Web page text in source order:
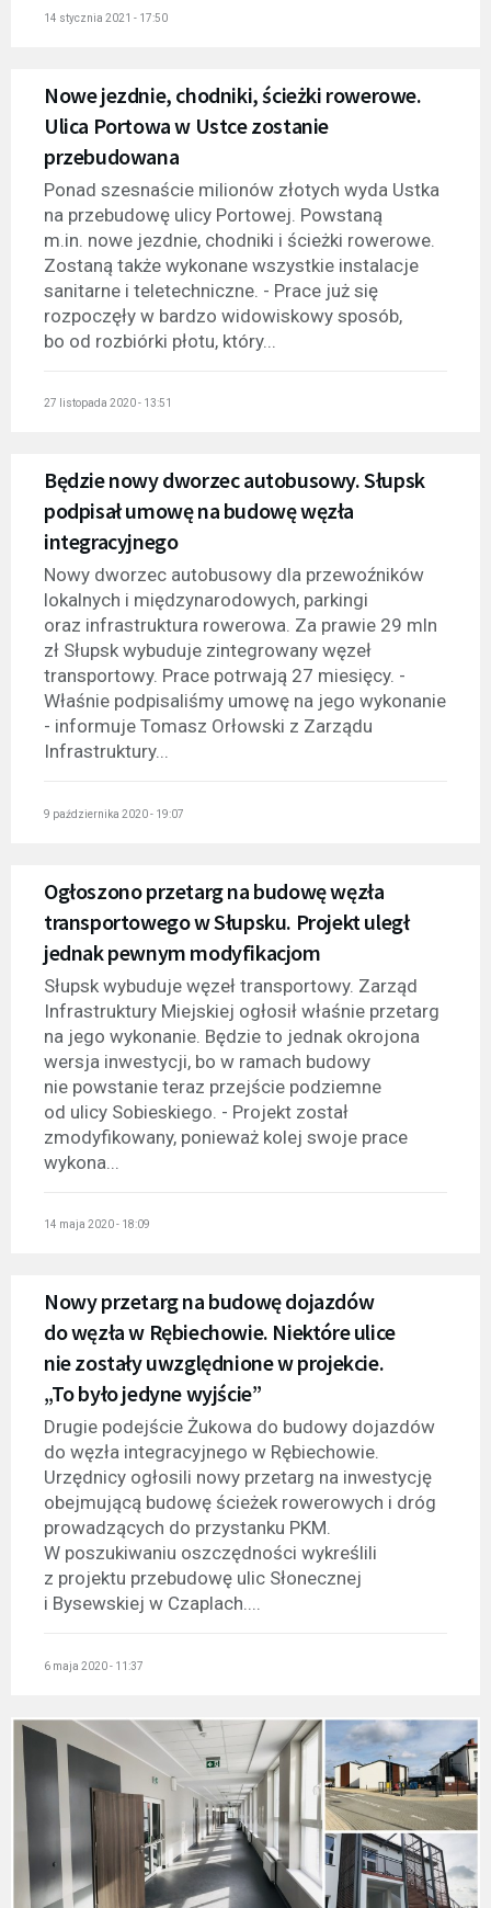
14 stycznia 2021 - 17:50
Nowe jezdnie, chodniki, ścieżki rowerowe.
Ulica Portowa w Ustce zostanie
przebudowana
Ponad szesnaście milionów złotych wyda Ustka
na przebudowę ulicy Portowej. Powstaną
m.in. nowe jezdnie, chodniki i ścieżki rowerowe.
Zostaną także wykonane wszystkie instalacje
sanitarne i teletechniczne. - Prace już się
rozpoczęły w bardzo widowiskowy sposób,
bo od rozbiórki płotu, który...
27 listopada 2020 - 13:51
Będzie nowy dworzec autobusowy. Słupsk
podpisał umowę na budowę węzła
integracyjnego
Nowy dworzec autobusowy dla przewoźników
lokalnych i międzynarodowych, parkingi
oraz infrastruktura rowerowa. Za prawie 29 mln
zł Słupsk wybuduje zintegrowany węzeł
transportowy. Prace potrwają 27 miesięcy. -
Właśnie podpisaliśmy umowę na jego wykonanie
- informuje Tomasz Orłowski z Zarządu
Infrastruktury...
9 października 2020 - 19:07
Ogłoszono przetarg na budowę węzła
transportowego w Słupsku. Projekt uległ
jednak pewnym modyfikacjom
Słupsk wybuduje węzeł transportowy. Zarząd
Infrastruktury Miejskiej ogłosił właśnie przetarg
na jego wykonanie. Będzie to jednak okrojona
wersja inwestycji, bo w ramach budowy
nie powstanie teraz przejście podziemne
od ulicy Sobieskiego. - Projekt został
zmodyfikowany, ponieważ kolej swoje prace
wykona...
14 maja 2020 - 18:09
Nowy przetarg na budowę dojazdów
do węzła w Rębiechowie. Niektóre ulice
nie zostały uwzględnione w projekcie.
„To było jedyne wyjście”
Drugie podejście Żukowa do budowy dojazdów
do węzła integracyjnego w Rębiechowie.
Urzędnicy ogłosili nowy przetarg na inwestycję
obejmującą budowę ścieżek rowerowych i dróg
prowadzących do przystanku PKM.
W poszukiwaniu oszczędności wykreślili
z projektu przebudowę ulic Słonecznej
i Bysewskiej w Czaplach....
6 maja 2020 - 11:37